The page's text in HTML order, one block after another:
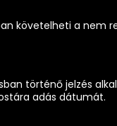
követelheti a nem
történő jelzés
adás dátumát.